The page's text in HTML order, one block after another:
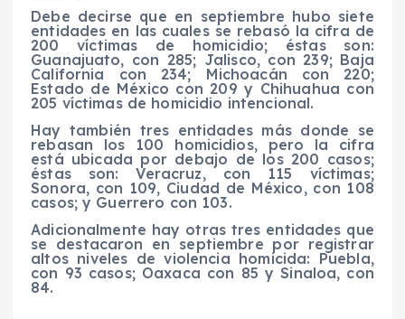
Debe decirse que en septiembre hubo siete
entidades en las cuales se rebasó la cifra de
200 víctimas de homicidio; éstas son:
Guanajuato, con 285; Jalisco, con 239; Baja
California con 234; Michoacán con 220;
Estado de México con 209 y Chihuahua con
205 víctimas de homicidio intencional.
Hay también tres entidades más donde se
rebasan los 100 homicidios, pero la cifra
está ubicada por debajo de los 200 casos;
éstas son: Veracruz, con 115 víctimas;
Sonora, con 109, Ciudad de México, con 108
casos; y Guerrero con 103.
Adicionalmente hay otras tres entidades que
se destacaron en septiembre por registrar
altos niveles de violencia homicida: Puebla,
con 93 casos; Oaxaca con 85 y Sinaloa, con
84.